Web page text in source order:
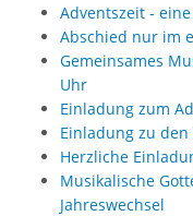
Adventszeit -
Abschied nur im
Gemeinsames
Uhr
Einladung zum
Einladung zu
Herzliche
Musikalische
Jahreswechsel